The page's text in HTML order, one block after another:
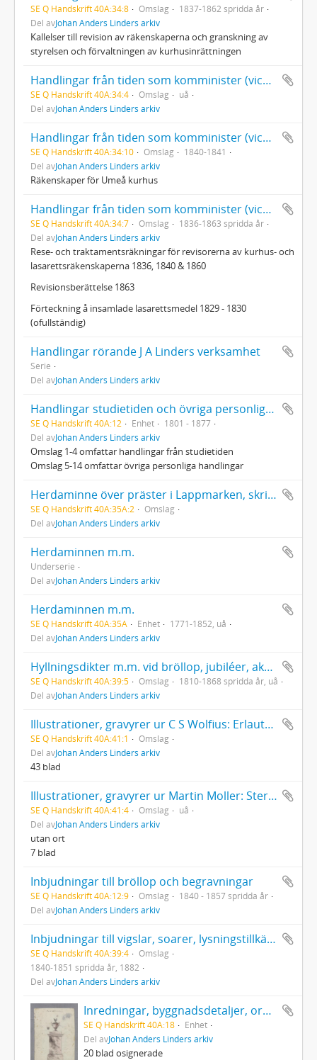
SE Q Handskrift 40A:34:8 Omslag
1837-1862 spridda år
Del avJohan Anders Linders arkiv
Kallelser till revision av räkenskaperna och granskning av
styrelsen och förvaltningen av kurhusinrättningen
Handlingar från tiden som komminister (vice pastor) i Umeå landsförsamling 1822-1877: Predikningar
SE Q Handskrift 40A:34:4 Omslag
uå
Del avJohan Anders Linders arkiv
Handlingar från tiden som komminister (vice pastor) i Umeå landsförsamling 1822-1877: Räkenskaper
SE Q Handskrift 40A:34:10 Omslag
1840-1841
Del avJohan Anders Linders arkiv
Räkenskaper för Umeå kurhus
Handlingar från tiden som komminister (vice pastor) i Umeå landsförsamling 1822-1877: Räkenskapshandlingar
SE Q Handskrift 40A:34:7 Omslag
1836-1863 spridda år
Del avJohan Anders Linders arkiv
Rese- och traktamentsräkningar för revisorerna av kurhus- och
lasarettsräkenskaperna 1836, 1840 & 1860
Revisionsberättelse 1863
Förteckning å insamlade lasarettsmedel 1829 - 1830
(ofullständig)
Handlingar rörande J A Linders verksamhet
Serie
Del avJohan Anders Linders arkiv
Handlingar studietiden och övriga personliga handlingar
SE Q Handskrift 40A:12 Enhet
1801 - 1877
Del avJohan Anders Linders arkiv
Omslag 1-4 omfattar handlingar från studietiden
Omslag 5-14 omfattar övriga personliga handlingar
Herdaminne över präster i Lappmarken, skrivet på latin
SE Q Handskrift 40A:35A:2
Omslag
Del avJohan Anders Linders arkiv
Herdaminnen m.m.
Underserie
Del avJohan Anders Linders arkiv
Herdaminnen m.m.
SE Q Handskrift 40A:35A Enhet
1771-1852, uå
Del avJohan Anders Linders arkiv
Hyllningsdikter m.m. vid bröllop, jubiléer, akademiska högtider, kungliga besök m.m.
SE Q Handskrift 40A:39:5 Omslag
1810-1868 spridda år, uå
Del avJohan Anders Linders arkiv
Illustrationer, gravyrer ur C S Wolfius: Erlauteres Christenthum Christianismus Salvioni illustratus
SE Q Handskrift 40A:41:1
Omslag
Del avJohan Anders Linders arkiv
43 blad
Illustrationer, gravyrer ur Martin Moller: Sterbekunst
SE Q Handskrift 40A:41:4 Omslag
uå
Del avJohan Anders Linders arkiv
utan ort
7 blad
Inbjudningar till bröllop och begravningar
SE Q Handskrift 40A:12:9 Omslag
1840 - 1857 spridda år
Del avJohan Anders Linders arkiv
Inbjudningar till vigslar, soarer, lysningstillkännagivande m.m. (tryckta)
SE Q Handskrift 40A:39:4
Omslag
1840-1851 spridda år, 1882
Del avJohan Anders Linders arkiv
Inredningar, byggnadsdetaljer, ornament m m
SE Q Handskrift 40A:18
Enhet
Del avJohan Anders Linders arkiv
20 blad osignerade